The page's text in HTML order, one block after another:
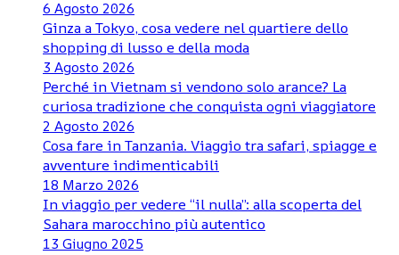
6 Agosto 2026
Ginza a Tokyo, cosa vedere nel quartiere dello
shopping di lusso e della moda
3 Agosto 2026
Perché in Vietnam si vendono solo arance? La
curiosa tradizione che conquista ogni viaggiatore
2 Agosto 2026
Cosa fare in Tanzania. Viaggio tra safari, spiagge e
avventure indimenticabili
18 Marzo 2026
In viaggio per vedere “il nulla”: alla scoperta del
Sahara marocchino più autentico
13 Giugno 2025